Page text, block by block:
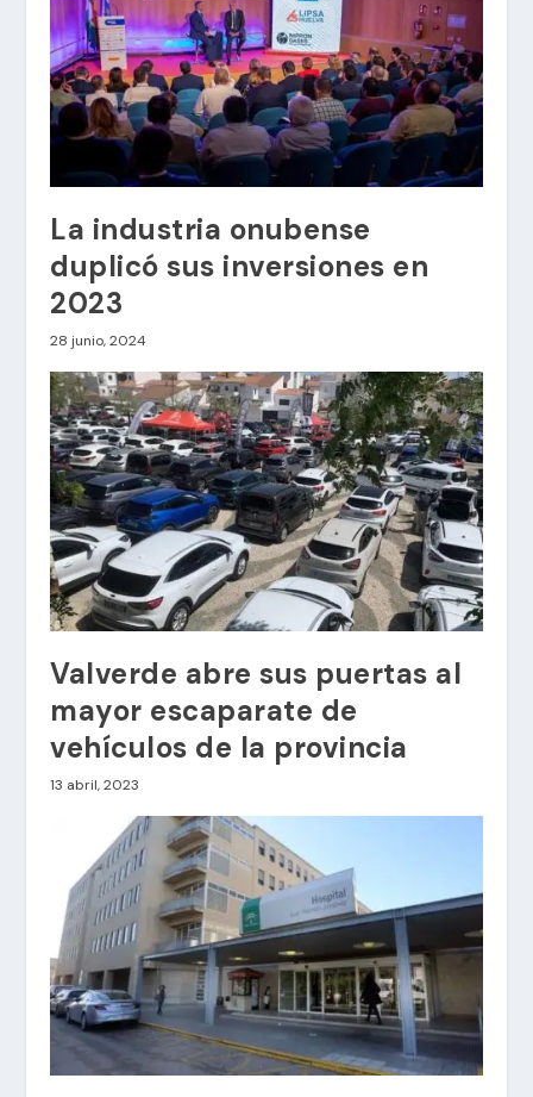
La industria onubense
duplicó sus inversiones en
2023
28 junio, 2024
Valverde abre sus puertas al
mayor escaparate de
vehículos de la provincia
13 abril, 2023